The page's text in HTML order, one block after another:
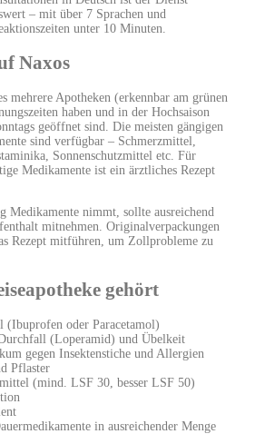
– mit über 7 Sprachen und
unter 10 Minuten.
Naxos
mehrere Apotheken (erkennbar am grünen
haben und in der Hochsaison
geöffnet sind. Die meisten gängigen
sind verfügbar – Schmerzmittel,
Sonnenschutzmittel etc. Für
Medikamente ist ein ärztliches Rezept
Medikamente nimmt, sollte ausreichend
mitnehmen. Originalverpackungen
Rezept mitführen, um Zollprobleme zu
gehört
(Ibuprofen oder Paracetamol)
(Loperamid) und Übelkeit
gegen Insektenstiche und Allergien
Pflaster
(mind. LSF 30, besser LSF 50)
in ausreichender Menge